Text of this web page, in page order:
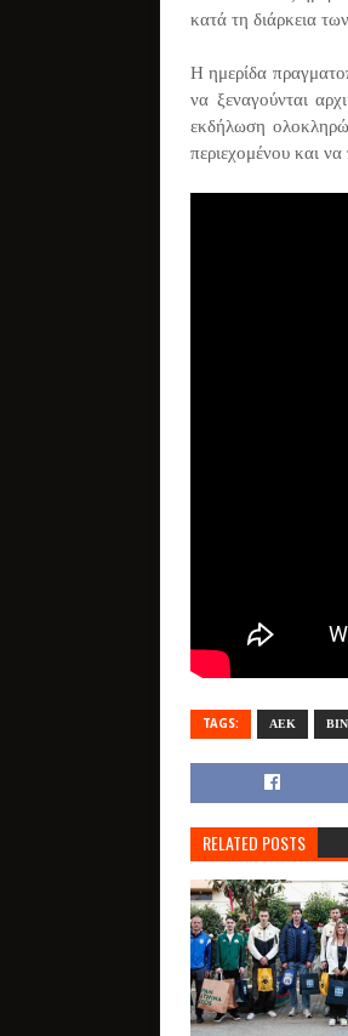
κατά τη διάρκεια
Η ημερίδα
να ξεναγούνται
εκδήλωση
περιεχομένου και
TAGS: ΑΕΚ
RELATED POSTS